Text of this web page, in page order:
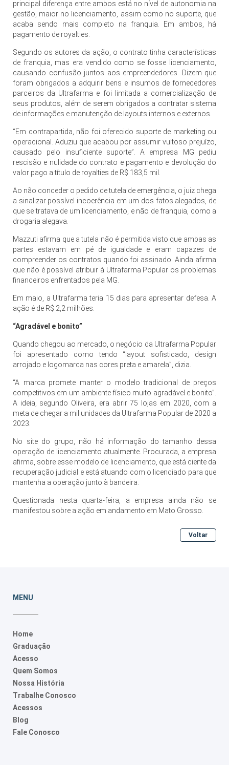
principal diferença entre ambos está no nível de autonomia na
gestão, maior no licenciamento, assim como no suporte, que
acaba sendo mais completo na franquia. Em ambos, há
pagamento de royalties.
Segundo os autores da ação, o contrato tinha características
de franquia, mas era vendido como se fosse licenciamento,
causando confusão juntos aos empreendedores. Dizem que
foram obrigados a adquirir bens e insumos de fornecedores
parceiros da Ultrafarma e foi limitada a comercialização de
seus produtos, além de serem obrigados a contratar sistema
de informações e manutenção de layouts internos e externos.
“Em contrapartida, não foi oferecido suporte de marketing ou
operacional. Aduziu que acabou por assumir vultoso prejuízo,
causado pelo insuficiente suporte”. A empresa MG pediu
rescisão e nulidade do contrato e pagamento e devolução do
valor pago a título de royalties de R$ 183,5 mil.
Ao não conceder o pedido de tutela de emergência, o juiz chega
a sinalizar possível incoerência em um dos fatos alegados, de
que se tratava de um licenciamento, e não de franquia, como a
drogaria alegava.
Mazzuti afirma que a tutela não é permitida visto que ambas as
partes estavam em pé de igualdade e eram capazes de
compreender os contratos quando foi assinado. Ainda afirma
que não é possível atribuir à Ultrafarma Popular os problemas
financeiros enfrentados pela MG.
Em maio, a Ultrafarma teria 15 dias para apresentar defesa. A
ação é de R$ 2,2 milhões.
“Agradável e bonito”
Quando chegou ao mercado, o negócio da Ultrafarma Popular
foi apresentado como tendo “layout sofisticado, design
arrojado e logomarca nas cores preta e amarela”, dizia.
“A marca promete manter o modelo tradicional de preços
competitivos em um ambiente físico muito agradável e bonito”.
A ideia, segundo Oliveira, era abrir 75 lojas em 2020, com a
meta de chegar a mil unidades da Ultrafarma Popular de 2020 a
2023.
No site do grupo, não há informação do tamanho dessa
operação de licenciamento atualmente. Procurada, a empresa
afirma, sobre esse modelo de licenciamento, que está ciente da
recuperação judicial e está atuando com o licenciado para que
mantenha a operação junto à bandeira.
Questionada nesta quarta-feira, a empresa ainda não se
manifestou sobre a ação em andamento em Mato Grosso.
Voltar
MENU
Home
Graduação
Acesso
Quem Somos
Nossa História
Trabalhe Conosco
Acessos
Blog
Fale Conosco